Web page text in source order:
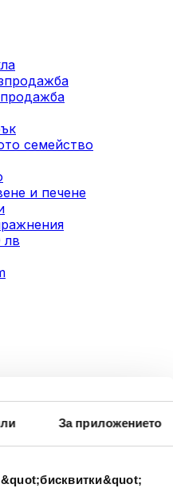
За приложението
семейство
и печене
лв